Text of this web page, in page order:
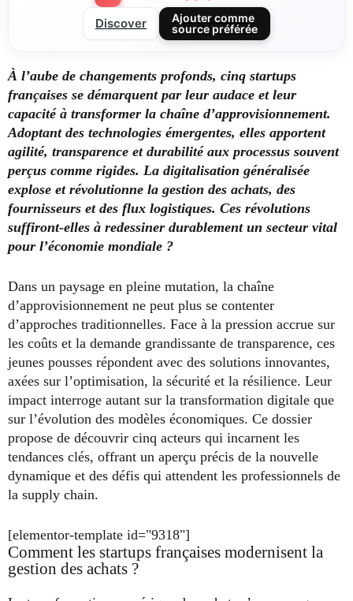
Discover
Ajouter comme
source préférée
À l’aube de changements profonds, cinq startups
françaises se démarquent par leur audace et leur
capacité à transformer la chaîne d’approvisionnement.
Adoptant des technologies émergentes, elles apportent
agilité, transparence et durabilité aux processus souvent
perçus comme rigides. La digitalisation généralisée
explose et révolutionne la gestion des achats, des
fournisseurs et des flux logistiques. Ces révolutions
suffiront-elles à redessiner durablement un secteur vital
pour l’économie mondiale ?
Dans un paysage en pleine mutation, la chaîne
d’approvisionnement ne peut plus se contenter
d’approches traditionnelles. Face à la pression accrue sur
les coûts et la demande grandissante de transparence, ces
jeunes pousses répondent avec des solutions innovantes,
axées sur l’optimisation, la sécurité et la résilience. Leur
impact interroge autant sur la transformation digitale que
sur l’évolution des modèles économiques. Ce dossier
propose de découvrir cinq acteurs qui incarnent les
tendances clés, offrant un aperçu précis de la nouvelle
dynamique et des défis qui attendent les professionnels de
la supply chain.
[elementor-template id="9318"]
Comment les startups françaises modernisent la
gestion des achats ?